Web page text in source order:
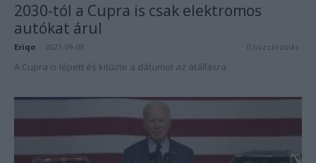
2030-tól a Cupra is csak elektromos
autókat árul
Eriqo 2021-09-08 0 hozzászólás
A Cupra is lépett és kitűzte a dátumot az átállásra